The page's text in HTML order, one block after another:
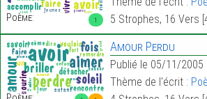
1
Poème:
5 Strophes, 16 Vers
Amour Perdu
Publié le 05/11/2005
Thème de l'écrit :